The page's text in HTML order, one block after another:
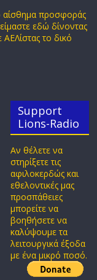
αίσθημα προσφοράς
εδώ δίνοντας
το δικό
Support
Lions-Radio
Αν θέλετε να
στηρίξετε τις
αφιλοκερδώς και
εθελοντικές μας
προσπάθειες
μπορείτε να
βοηθήσετε να
καλύψουμε τα
λειτουργικά έξοδα
με ένα μικρό ποσό.